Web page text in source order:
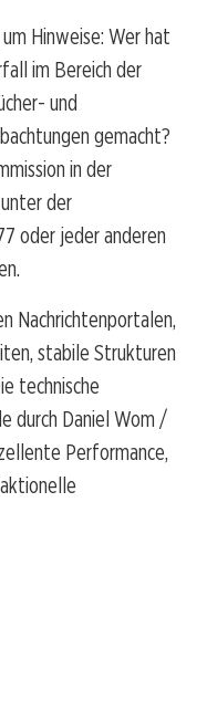
Hinweise: Wer hat
im Bereich der
und
gemacht?
in der
der
oder jeder anderen
Nachrichtenportalen,
stabile Strukturen
technische
durch Daniel Wom /
Performance,